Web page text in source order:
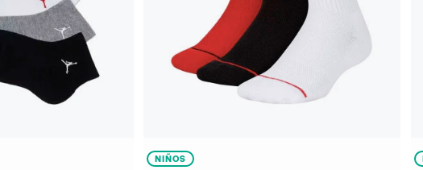
NIÑOS